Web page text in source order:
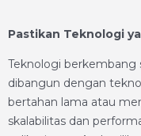
Pastikan Teknologi
Teknologi berkembang
dibangun dengan
bertahan lama atau
skalabilitas dan